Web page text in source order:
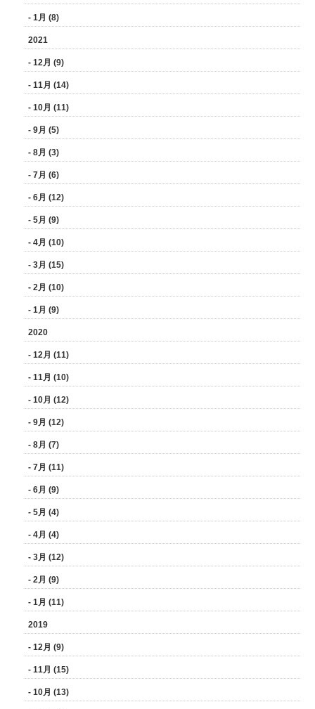
- 1月 (8)
2021
- 12月 (9)
- 11月 (14)
- 10月 (11)
- 9月 (5)
- 8月 (3)
- 7月 (6)
- 6月 (12)
- 5月 (9)
- 4月 (10)
- 3月 (15)
- 2月 (10)
- 1月 (9)
2020
- 12月 (11)
- 11月 (10)
- 10月 (12)
- 9月 (12)
- 8月 (7)
- 7月 (11)
- 6月 (9)
- 5月 (4)
- 4月 (4)
- 3月 (12)
- 2月 (9)
- 1月 (11)
2019
- 12月 (9)
- 11月 (15)
- 10月 (13)